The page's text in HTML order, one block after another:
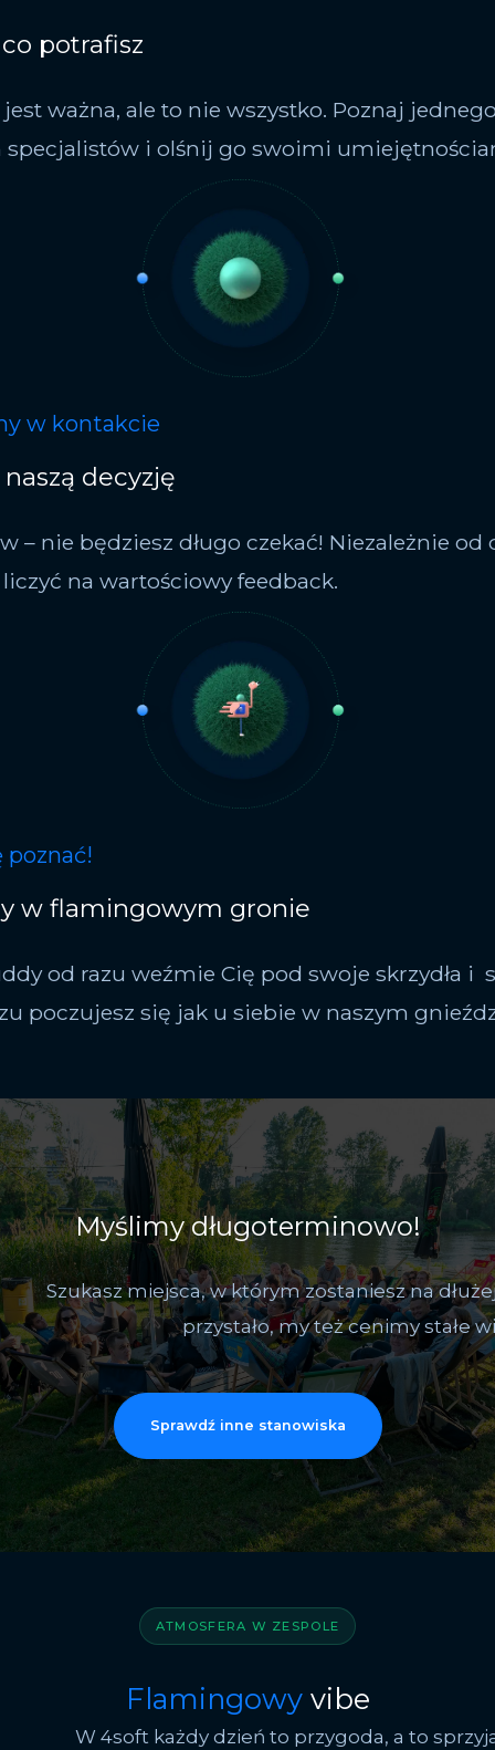
potrafisz
ważna, ale to nie wszystko. Poznaj
specjalistów i olśnij go swoimi
w kontakcie
decyzję
– nie będziesz długo czekać! Niezależnie od
na wartościowy feedback.
poznać!
w flamingowym gronie
od razu weźmie Cię pod swoje skrzydła i
poczujesz się jak u siebie w naszym
Myślimy długoterminowo!
Szukasz miejsca, w którym zostaniesz na
przystało, my też cenimy stałe
Sprawdź inne stanowiska
ATMOSFERA W ZESPOLE
Flamingowy vibe
W 4soft każdy dzień to przygoda, a to